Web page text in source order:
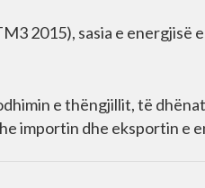
2015), sasia e energjisë
e thëngjillit, të
importin dhe eksportin e